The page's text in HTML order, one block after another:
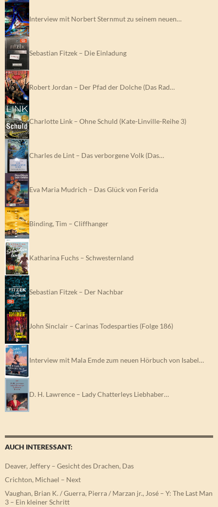
Interview mit Norbert Sternmut zu seinem neuen…
Sebastian Fitzek – Die Einladung
Robert Jordan – Der Pfad der Dolche (Das Rad…
Charlotte Link – Ohne Schuld (Kate-Linville-Reihe 3)
Charles de Lint – Das verborgene Volk (Das…
Eva Maria Mudrich – Das Glück von Ferida
Binding, Tim – Cliffhanger
Katharina Fuchs – Schwesternland
Sebastian Fitzek – Der Nachbar
John Sinclair – Carinas Todesparties (Folge 186)
Interview mit Mala Emde zum neuen Hörbuch von Isabel…
D. H. Lawrence – Lady Chatterleys Liebhaber…
AUCH INTERESSANT:
Deaver, Jeffery – Gesicht des Drachen, Das
Crichton, Michael – Next
Vaughan, Brian K. / Guerra, Pierra / Marzan jr., José – Y: The Last Man
3 – Ein kleiner Schritt